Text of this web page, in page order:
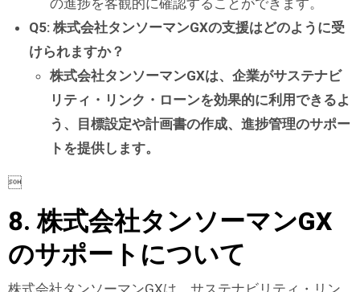
の進捗を客観的に確認することができます。
Q5: 株式会社タンソーマンGXの支援はどのように受
けられますか？
株式会社タンソーマンGXは、企業がサステナビ
リティ・リンク・ローンを効果的に利用できるよ
う、目標設定や計画書の作成、進捗管理のサポー
トを提供します。

8. 株式会社タンソーマンGX
のサポートについて
株式会社タンソーマンGXは、サステナビリティ・リン